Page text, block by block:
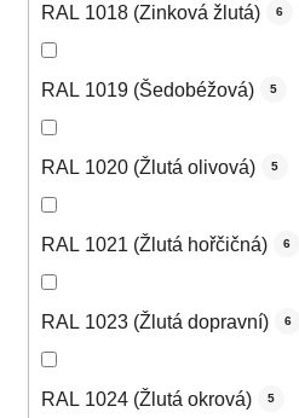
RAL 1018 (Zinková žlutá) 6
RAL 1019 (Šedobéžová) 5
RAL 1020 (Žlutá olivová) 5
RAL 1021 (Žlutá hořčičná) 6
RAL 1023 (Žlutá dopravní) 6
RAL 1024 (Žlutá okrová) 5